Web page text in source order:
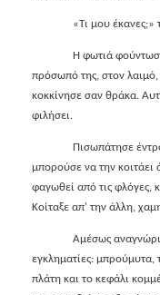
«Τι μου
Η φωτιά
πρόσωπό της, στον
κοκκίνησε σαν θράκα.
φιλήσει.
Πισωπάτησε
μπορούσε να την κοιτάει
φαγωθεί από τις φλόγες,
Κοίταξε απ' την άλλη,
Αμέσως
εγκληματίες: μπρούμυτα,
πλάτη και το κεφάλι